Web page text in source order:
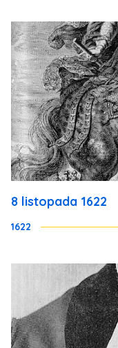
8 listopada 1622
1622